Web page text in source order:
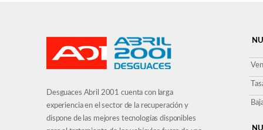
Desguaces Abril 2001 cuenta con larga
experiencia en el sector de la recuperación y
dispone de las mejores tecnologías disponibles